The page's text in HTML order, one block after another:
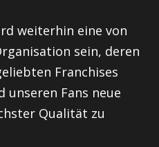
weiterhin eine von
sein, deren
Franchises
Fans neue
Qualität zu